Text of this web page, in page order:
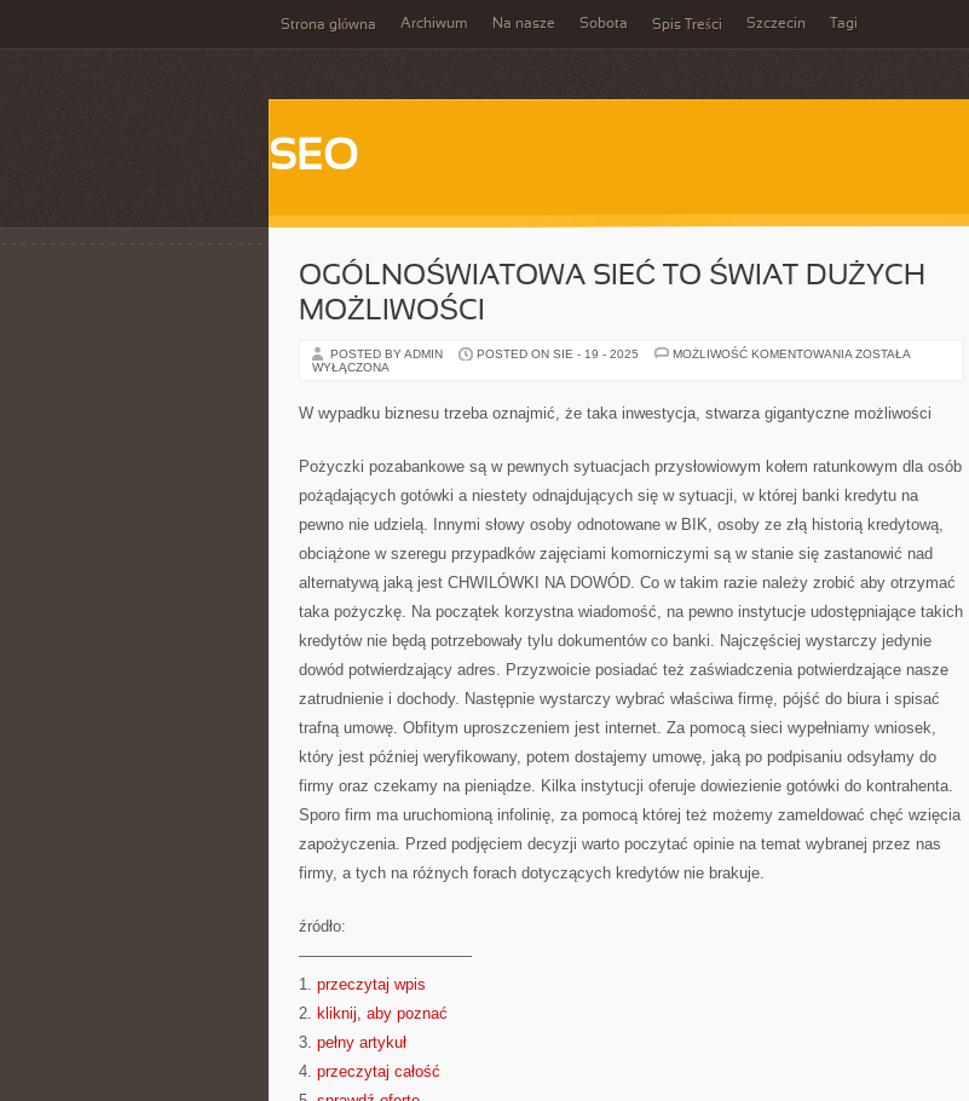
Strona główna Archiwum Na nasze Sobota Spis Treści Szczecin Tagi
SEO
OGÓLNOŚWIATOWA SIEĆ TO ŚWIAT DUŻYCH
MOŻLIWOŚCI
POSTED BY ADMIN POSTED ON SIE - 19 - 2025 MOŻLIWOŚĆ KOMENTOWANIA OGÓLNOŚWIATOWA
DUŻYCH
MOŻLIWOŚCI
ZOSTAŁA
WYŁĄCZONA
W wypadku biznesu trzeba oznajmić, że taka inwestycja, stwarza gigantyczne możliwości
Pożyczki pozabankowe są w pewnych sytuacjach przysłowiowym kołem ratunkowym dla osób
pożądających gotówki a niestety odnajdujących się w sytuacji, w której banki kredytu na
pewno nie udzielą. Innymi słowy osoby odnotowane w BIK, osoby ze złą historią kredytową,
obciążone w szeregu przypadków zajęciami komorniczymi są w stanie się zastanowić nad
alternatywą jaką jest CHWILÓWKI NA DOWÓD. Co w takim razie należy zrobić aby otrzymać
taka pożyczkę. Na początek korzystna wiadomość, na pewno instytucje udostępniające takich
kredytów nie będą potrzebowały tylu dokumentów co banki. Najczęściej wystarczy jedynie
dowód potwierdzający adres. Przyzwoicie posiadać też zaświadczenia potwierdzające nasze
zatrudnienie i dochody. Następnie wystarczy wybrać właściwa firmę, pójść do biura i spisać
trafną umowę. Obfitym uproszczeniem jest internet. Za pomocą sieci wypełniamy wniosek,
który jest później weryfikowany, potem dostajemy umowę, jaką po podpisaniu odsyłamy do
firmy oraz czekamy na pieniądze. Kilka instytucji oferuje dowiezienie gotówki do kontrahenta.
Sporo firm ma uruchomioną infolinię, za pomocą której też możemy zameldować chęć wzięcia
zapożyczenia. Przed podjęciem decyzji warto poczytać opinie na temat wybranej przez nas
firmy, a tych na różnych forach dotyczących kredytów nie brakuje.
źródło:
———————————
1. przeczytaj wpis
2. kliknij, aby poznać
3. pełny artykuł
4. przeczytaj całość